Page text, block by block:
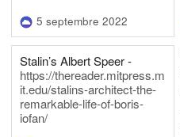
5 septembre 2022
Stalin’s Albert Speer -
https://thereader.mitpress.m
it.edu/stalins-architect-the-
remarkable-life-of-boris-
iofan/